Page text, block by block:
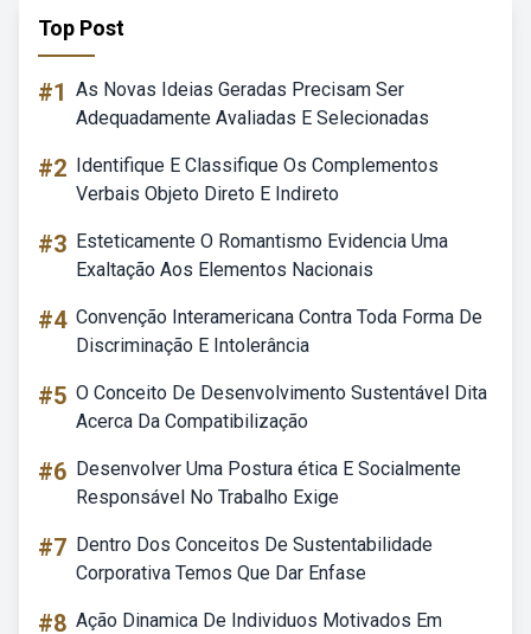
Top Post
#1 As Novas Ideias Geradas Precisam Ser
Adequadamente Avaliadas E Selecionadas
#2 Identifique E Classifique Os Complementos
Verbais Objeto Direto E Indireto
#3 Esteticamente O Romantismo Evidencia Uma
Exaltação Aos Elementos Nacionais
#4 Convenção Interamericana Contra Toda Forma De
Discriminação E Intolerância
#5 O Conceito De Desenvolvimento Sustentável Dita
Acerca Da Compatibilização
#6 Desenvolver Uma Postura ética E Socialmente
Responsável No Trabalho Exige
#7 Dentro Dos Conceitos De Sustentabilidade
Corporativa Temos Que Dar Enfase
#8 Ação Dinamica De Individuos Motivados Em